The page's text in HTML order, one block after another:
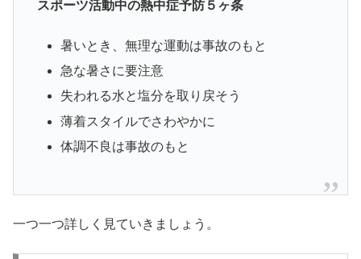
スポーツ活動中の熱中症予防５ヶ条
暑いとき、無理な運動は事故のもと
急な暑さに要注意
失われる水と塩分を取り戻そう
薄着スタイルでさわやかに
体調不良は事故のもと
一つ一つ詳しく見ていきましょう。